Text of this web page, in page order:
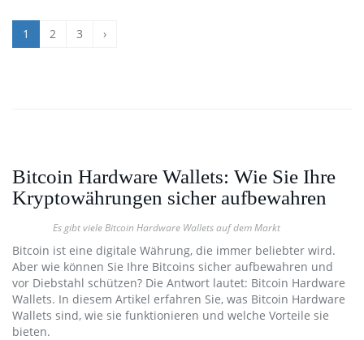
1 2 3 ›
Bitcoin Hardware Wallets: Wie Sie Ihre
Kryptowährungen sicher aufbewahren
Es gibt viele Bitcoin Hardware Wallets auf dem Markt
Bitcoin ist eine digitale Währung, die immer beliebter wird.
Aber wie können Sie Ihre Bitcoins sicher aufbewahren und
vor Diebstahl schützen? Die Antwort lautet: Bitcoin Hardware
Wallets. In diesem Artikel erfahren Sie, was Bitcoin Hardware
Wallets sind, wie sie funktionieren und welche Vorteile sie
bieten.